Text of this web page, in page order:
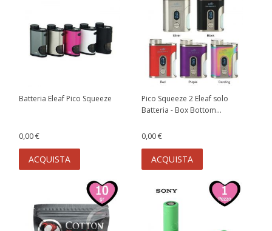
Batteria Eleaf Pico Squeeze
0,00 €
ACQUISTA
Pico Squeeze 2 Eleaf solo
Batteria - Box Bottom...
0,00 €
ACQUISTA